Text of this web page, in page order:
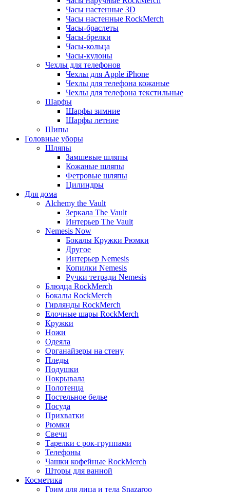
Часы настенные 3D
Часы настенные RockMerch
Часы-браслеты
Часы-брелки
Часы-кольца
Часы-кулоны
Чехлы для телефонов
Чехлы для Apple iPhone
Чехлы для телефона кожаные
Чехлы для телефона текстильные
Шарфы
Шарфы зимние
Шарфы летние
Шипы
Головные уборы
Шляпы
Замшевые шляпы
Кожаные шляпы
Фетровые шляпы
Цилиндры
Для дома
Alchemy the Vault
Зеркала The Vault
Интерьер The Vault
Nemesis Now
Бокалы Кружки Рюмки
Другое
Интерьер Nemesis
Копилки Nemesis
Ручки тетради Nemesis
Блюдца RockMerch
Бокалы RockMerch
Гирлянды RockMerch
Елочные шары RockMerch
Кружки
Ножи
Одеяла
Органайзеры на стену
Пледы
Подушки
Покрывала
Полотенца
Постельное белье
Посуда
Прихватки
Рюмки
Свечи
Тарелки с рок-группами
Телефоны
Чашки кофейные RockMerch
Шторы для ванной
Косметика
Грим для лица и тела Snazaroo